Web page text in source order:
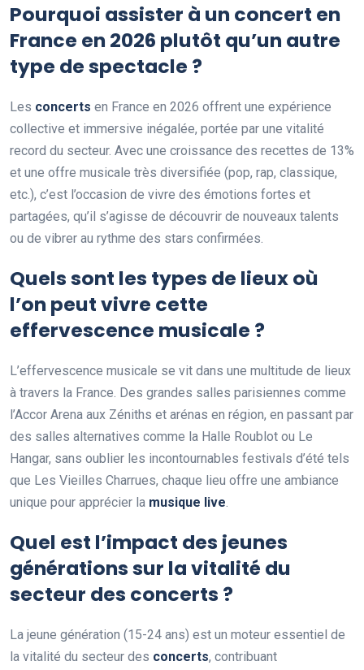
Pourquoi assister à un concert en
France en 2026 plutôt qu’un autre
type de spectacle ?
Les concerts en France en 2026 offrent une expérience
collective et immersive inégalée, portée par une vitalité
record du secteur. Avec une croissance des recettes de 13%
et une offre musicale très diversifiée (pop, rap, classique,
etc.), c’est l’occasion de vivre des émotions fortes et
partagées, qu’il s’agisse de découvrir de nouveaux talents
ou de vibrer au rythme des stars confirmées.
Quels sont les types de lieux où
l’on peut vivre cette
effervescence musicale ?
L’effervescence musicale se vit dans une multitude de lieux
à travers la France. Des grandes salles parisiennes comme
l’Accor Arena aux Zéniths et arénas en région, en passant par
des salles alternatives comme la Halle Roublot ou Le
Hangar, sans oublier les incontournables festivals d’été tels
que Les Vieilles Charrues, chaque lieu offre une ambiance
unique pour apprécier la musique live.
Quel est l’impact des jeunes
générations sur la vitalité du
secteur des concerts ?
La jeune génération (15-24 ans) est un moteur essentiel de
la vitalité du secteur des concerts, contribuant